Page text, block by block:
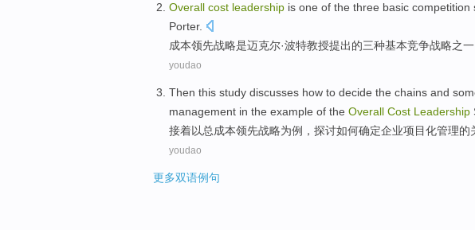
Overall cost leadership is one of the three basic competition
Porter.
成本领先战略是迈克尔·波特教授提出的三种基本竞争战略之一
youdao
Then this study discusses how to decide the chains and
management in the example of the Overall Cost Leadership
接着以总成本领先战略为例 ，探讨如何确定企业项目化管理的
youdao
更多双语例句